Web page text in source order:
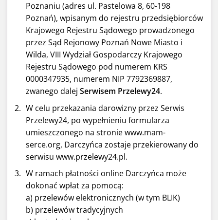
Poznaniu (adres ul. Pastelowa 8, 60-198
Poznań), wpisanym do rejestru przedsiębiorców
Krajowego Rejestru Sądowego prowadzonego
przez Sąd Rejonowy Poznań Nowe Miasto i
Wilda, VIII Wydział Gospodarczy Krajowego
Rejestru Sądowego pod numerem KRS
0000347935, numerem NIP 7792369887,
zwanego dalej Serwisem Przelewy24.
W celu przekazania darowizny przez Serwis
Przelewy24, po wypełnieniu formularza
umieszczonego na stronie www.mam-
serce.org, Darczyńca zostaje przekierowany do
serwisu www.przelewy24.pl.
W ramach płatności online Darczyńca może
dokonać wpłat za pomocą:
a) przelewów elektronicznych (w tym BLIK)
b) przelewów tradycyjnych